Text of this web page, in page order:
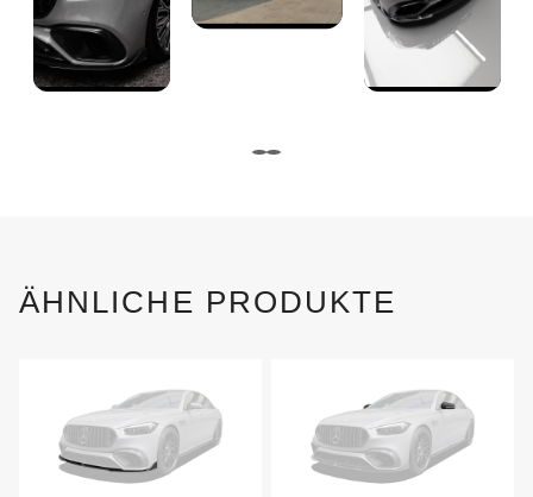
ÄHNLICHE PRODUKTE